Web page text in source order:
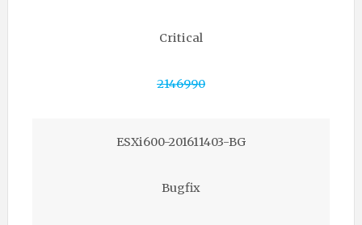
Critical
2146990
ESXi600-201611403-BG
Bugfix